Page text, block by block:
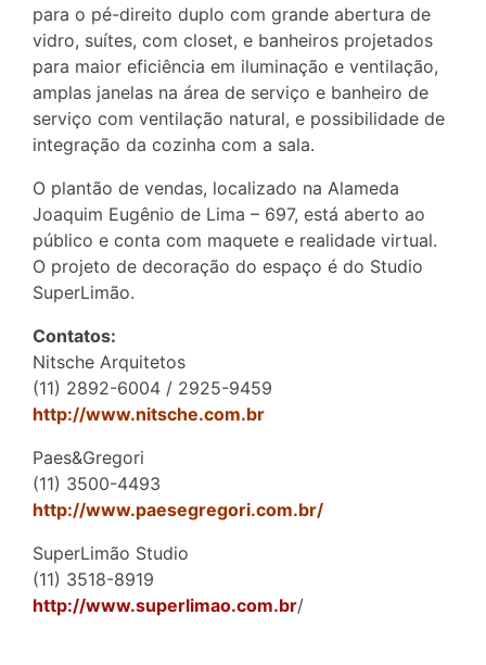
para o pé-direito duplo com grande abertura de
vidro, suítes, com closet, e banheiros projetados
para maior eficiência em iluminação e ventilação,
amplas janelas na área de serviço e banheiro de
serviço com ventilação natural, e possibilidade de
integração da cozinha com a sala.
O plantão de vendas, localizado na Alameda
Joaquim Eugênio de Lima – 697, está aberto ao
público e conta com maquete e realidade virtual.
O projeto de decoração do espaço é do Studio
SuperLimão.
Contatos:
Nitsche Arquitetos
(11) 2892-6004 / 2925-9459
http://www.nitsche.com.br
Paes&Gregori
(11) 3500-4493
http://www.paesegregori.com.br/
SuperLimão Studio
(11) 3518-8919
http://www.superlimao.com.br/